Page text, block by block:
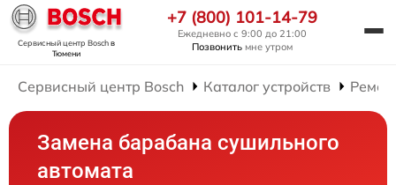
Сервисный центр Boschв
Тюмени
+7 (800) 101-14-79
Ежедневно с 9:00 до 21:00
Позвонить мне утром
Сервисный центр Bosch Каталог устройств
Замена барабана сушильного
автомата